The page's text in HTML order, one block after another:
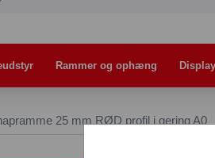
Rammer og ophæng
25 mm RØD profil i gering A0